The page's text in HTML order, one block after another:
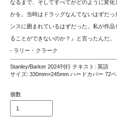
なるまで、そしてすべてがどのように変
かを。当時はドラッグなんてないはずだ
ンスに囲まれているはずだった。私が作
ることができないのか？』と言ったんだ。
- ラリー・クラーク
Stanley/Barker 2024刊行 テキスト: 英語
サイズ: 330mm×245mm ハードカバー 72
個数